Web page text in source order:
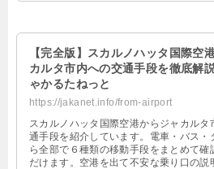
【完全版】スカルノハッタ国際空
カルタ市内への交通手段を徹底解
ゃかるたねっと
https://jakanet.info/from-airport
スカルノハッタ国際空港からジャカルタ
通手段を紹介しています。電車・バス・
ら全部で６種類の移動手段をまとめて確
だけます。空港を出て不安な乗り口の説